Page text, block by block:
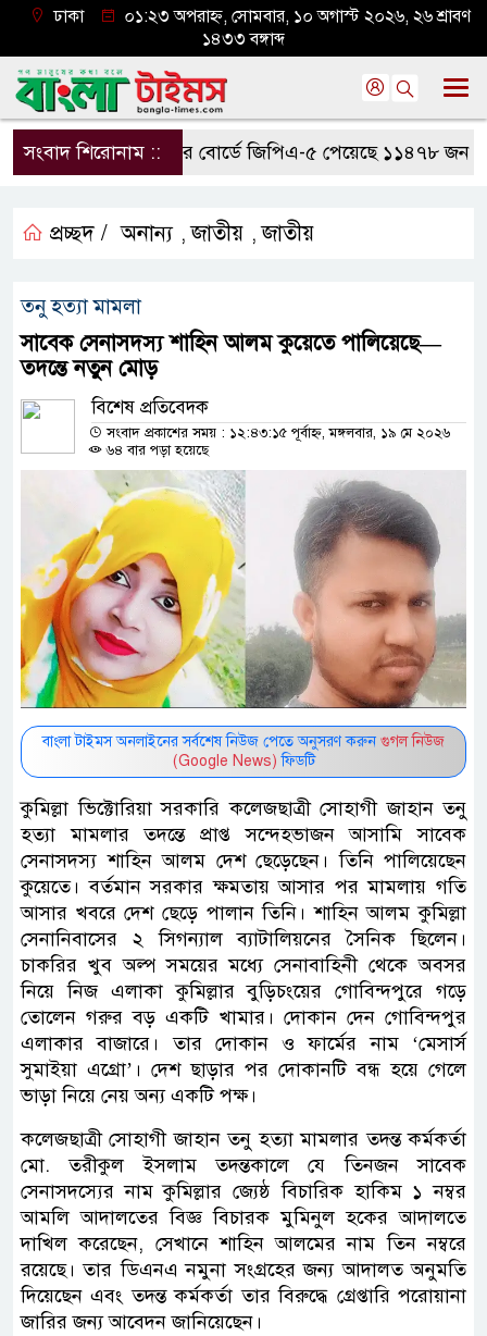
ঢাকা
০১:২৩ অপরাহ্ন, সোমবার, ১০ অগাস্ট ২০২৬, ২৬ শ্রাবণ
১৪৩৩ বঙ্গাব্দ
সংবাদ শিরোনাম ::যশোর বোর্ডে জিপিএ-৫ পেয়েছে ১১৪৭৮ জন
প্রচ্ছদ / অনান্য ,জাতীয় ,জাতীয়
তনু হত্যা মামলা
সাবেক সেনাসদস্য শাহিন আলম কুয়েতে পালিয়েছে—
তদন্তে নতুন মোড়
বিশেষ প্রতিবেদক
সংবাদ প্রকাশের সময় : ১২:৪৩:১৫ পূর্বাহ্ন, মঙ্গলবার, ১৯ মে ২০২৬
৬৪ বার পড়া হয়েছে
বাংলা টাইমস অনলাইনের সর্বশেষ নিউজ পেতে অনুসরণ করুন গুগল নিউজ
(Google News) ফিডটি
কুমিল্লা ভিক্টোরিয়া সরকারি কলেজছাত্রী সোহাগী জাহান তনু
হত্যা মামলার তদন্তে প্রাপ্ত সন্দেহভাজন আসামি সাবেক
সেনাসদস্য শাহিন আলম দেশ ছেড়েছেন। তিনি পালিয়েছেন
কুয়েতে। বর্তমান সরকার ক্ষমতায় আসার পর মামলায় গতি
আসার খবরে দেশ ছেড়ে পালান তিনি। শাহিন আলম কুমিল্লা
সেনানিবাসের ২ সিগন্যাল ব্যাটালিয়নের সৈনিক ছিলেন।
চাকরির খুব অল্প সময়ের মধ্যে সেনাবাহিনী থেকে অবসর
নিয়ে নিজ এলাকা কুমিল্লার বুড়িচংয়ের গোবিন্দপুরে গড়ে
তোলেন গরুর বড় একটি খামার। দোকান দেন গোবিন্দপুর
এলাকার বাজারে। তার দোকান ও ফার্মের নাম ‘মেসার্স
সুমাইয়া এগ্রো’। দেশ ছাড়ার পর দোকানটি বন্ধ হয়ে গেলে
ভাড়া নিয়ে নেয় অন্য একটি পক্ষ।
কলেজছাত্রী সোহাগী জাহান তনু হত্যা মামলার তদন্ত কর্মকর্তা
মো. তরীকুল ইসলাম তদন্তকালে যে তিনজন সাবেক
সেনাসদস্যের নাম কুমিল্লার জ্যেষ্ঠ বিচারিক হাকিম ১ নম্বর
আমলি আদালতের বিজ্ঞ বিচারক মুমিনুল হকের আদালতে
দাখিল করেছেন, সেখানে শাহিন আলমের নাম তিন নম্বরে
রয়েছে। তার ডিএনএ নমুনা সংগ্রহের জন্য আদালত অনুমতি
দিয়েছেন এবং তদন্ত কর্মকর্তা তার বিরুদ্ধে গ্রেপ্তারি পরোয়ানা
জারির জন্য আবেদন জানিয়েছেন।